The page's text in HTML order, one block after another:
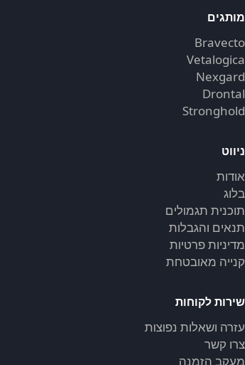
מותגים
Bravecto
Vetalogica
Nexgard
Drontal
Stronghold
ניווט
אודות
בלוג
תוכנית תגמולים
תנאים והגבלות
מדיניות פרטיות
קנייה מאובטחת
שירות לקוחות
עזרה ושאלות נפוצות
צרו קשר
מעקב הזמנה